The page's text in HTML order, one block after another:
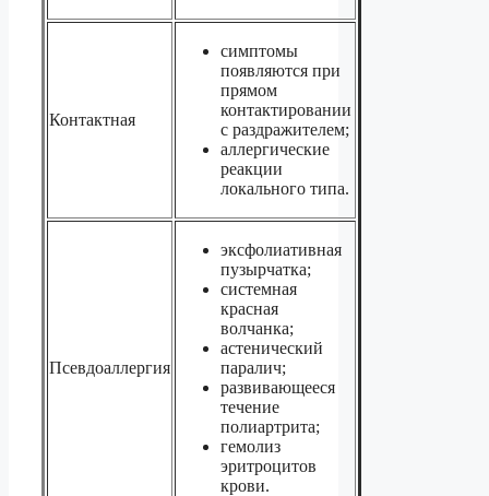
Контактная
симптомы
появляются при
прямом
контактировании
с раздражителем;
аллергические
реакции
локального типа.
Псевдоаллергия
эксфолиативная
пузырчатка;
системная
красная
волчанка;
астенический
паралич;
развивающееся
течение
полиартрита;
гемолиз
эритроцитов
крови.